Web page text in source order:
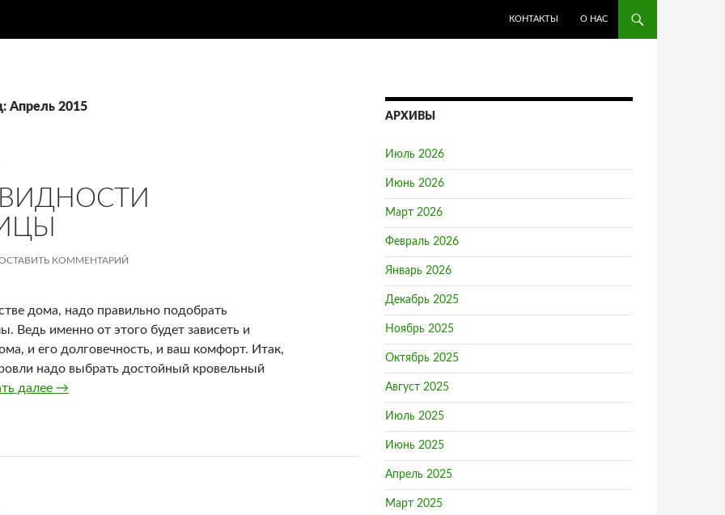
КОНТАКТЫ
О НАС
Апрель 2015
КОММЕНТАРИЙ
дома, надо правильно подобрать
Ведь именно от этого будет зависеть и
и его долговечность, и ваш комфорт. Итак,
надо выбрать достойный кровельный
далее Разновидности черепицы
→
АРХИВЫ
Июль 2026
Июнь 2026
Март 2026
Февраль 2026
Январь 2026
Декабрь 2025
Ноябрь 2025
Октябрь 2025
Август 2025
Июль 2025
Июнь 2025
Апрель 2025
Март 2025